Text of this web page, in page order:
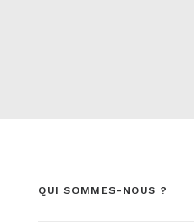
QUI SOMMES-NOUS ?